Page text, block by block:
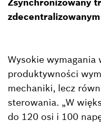
Wysokie wymagania
produktywności
mechaniki, lecz
sterowania. „W
do 120 osi i 100